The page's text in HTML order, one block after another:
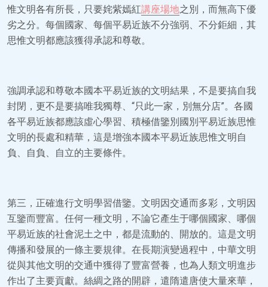
惟文明各有所長，只要姹紫嫣紅講座場地之別，而無高下優
劣之分。每個國家、每個平易近族不分強弱、不分鉅細，其
思惟文明都應該獲得承認和尊敬。
強調承認和尊敬本國本平易近族的文明結果，不是要搞自我
封閉，更不是要搞唯我獨尊、“只此一家，別無分店”。各國
各平易近族都應該虛心學習、積極借鑒別國別平易近族思惟
文明的長處和精華，這是增強本國本平易近族思惟文明自
負、自負、自立的主要條件。
第三，正確進行文明學習借鑒。文明因交通而多彩，文明因
互鑒而豐富。任何一種文明，不論它產生于哪個國家、哪個
平易近族的社會泥土之中，都是流動的、開放的。這是文明
傳播和發展的一條主要規律。在長期演變過程中，中華文明
從與其他文明的交通中獲得了豐富營養，也為人類文明進步
作出了主要貢獻。絲綢之路的開辟，遣隋遣唐使大量來華，